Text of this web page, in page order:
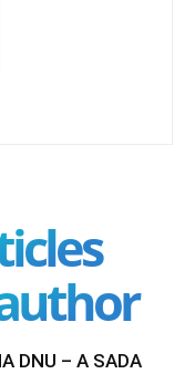
DNU – A SADA